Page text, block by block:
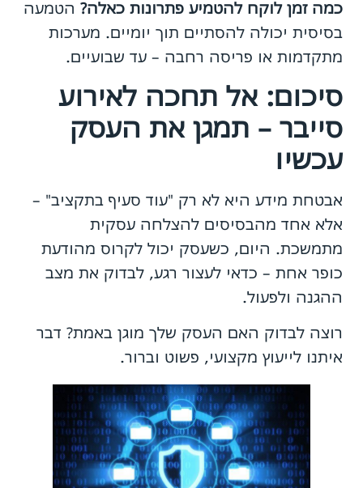
כמה זמן לוקח להטמיע פתרונות כאלה? הטמעה
בסיסית יכולה להסתיים תוך יומיים. מערכות
מתקדמות או פריסה רחבה – עד שבועיים.
סיכום: אל תחכה לאירוע
סייבר – תמגן את העסק
עכשיו
אבטחת מידע היא לא רק "עוד סעיף בתקציב" –
אלא אחד מהבסיסים להצלחה עסקית
מתמשכת. היום, כשעסק יכול לקרוס מהודעת
כופר אחת – כדאי לעצור רגע, לבדוק את מצב
ההגנה ולפעול.
רוצה לבדוק האם העסק שלך מוגן באמת? דבר
איתנו לייעוץ מקצועי, פשוט וברור.